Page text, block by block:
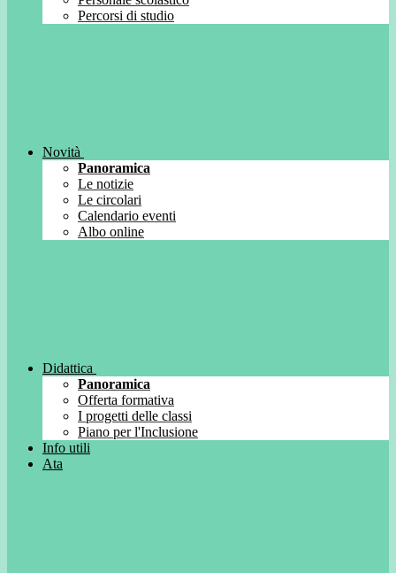
Percorsi di studio
Novità
Panoramica
Le notizie
Le circolari
Calendario eventi
Albo online
Didattica
Panoramica
Offerta formativa
I progetti delle classi
Piano per l'Inclusione
Info utili
Ata